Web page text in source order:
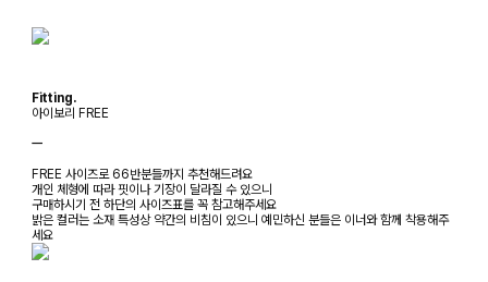
Fitting.
아이보리 FREE
ㅡ
FREE 사이즈로 66반분들까지 추천해드려요
개인 체형에 따라 핏이나 기장이 달라질 수 있으니
구매하시기 전 하단의 사이즈표를 꼭 참고해주세요
밝은 컬러는 소재 특성상 약간의 비침이 있으니 예민하신 분들은 이너와 함께 착용해주
세요